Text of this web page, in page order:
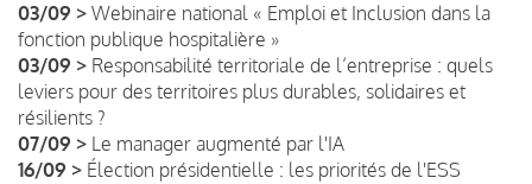
03/09 > Webinaire national « Emploi et Inclusion dans la
fonction publique hospitalière »
03/09 > Responsabilité territoriale de l’entreprise : quels
leviers pour des territoires plus durables, solidaires et
résilients ?
07/09 > Le manager augmenté par l'IA
16/09 > Élection présidentielle : les priorités de l'ESS